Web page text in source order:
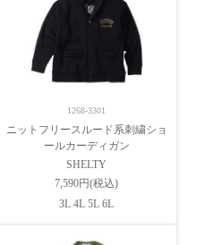
1268-3301
ニットフリースルード系刺繍ショ
ールカーディガン
SHELTY
7,590円(税込)
3L 4L 5L 6L